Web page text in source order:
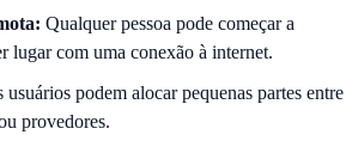
Qualquer pessoa pode começar a
lugar com uma conexão à internet.
usuários podem alocar pequenas partes entre
provedores.